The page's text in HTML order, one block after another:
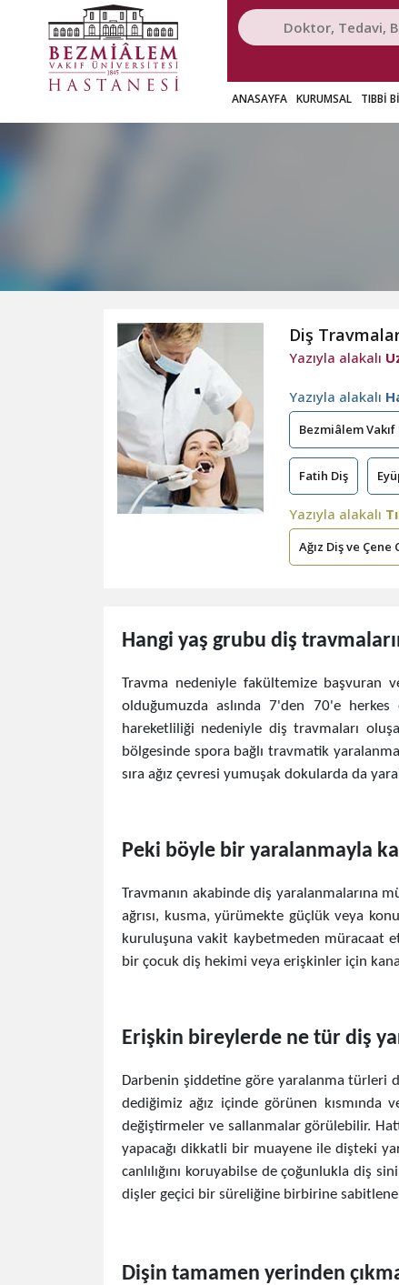
ANASAYFA KURUMSAL TIBBİ
Diş
Yazıyla alakalı
Yazıyla alakalı
Bezmiâlem
Fatih Diş
Yazıyla alakalı
Ağız Diş ve Çene
​Hangi yaş grubu diş
Travma nedeniyle fakültemize başvuran
olduğumuzda aslında 7'den 70'e herkes
hareketliliği nedeniyle diş travmaları
bölgesinde spora bağlı travmatik
sıra ağız çevresi yumuşak dokularda da
Peki böyle bir yaralanmayla
Travmanın akabinde diş yaralanmalarına
ağrısı, kusma, yürümekte güçlük veya
kuruluşuna vakit kaybetmeden müracaat
bir çocuk diş hekimi veya erişkinler için
Erişkin bireylerde ne tür diş
Darbenin şiddetine göre yaralanma türleri
dediğimiz ağız içinde görünen kısmında
değiştirmeler ve sallanmalar görülebilir.
yapacağı dikkatli bir muayene ile dişteki
canlılığını koruyabilse de çoğunlukla diş
dişler geçici bir süreliğine birbirine
Dişin tamamen yerinden